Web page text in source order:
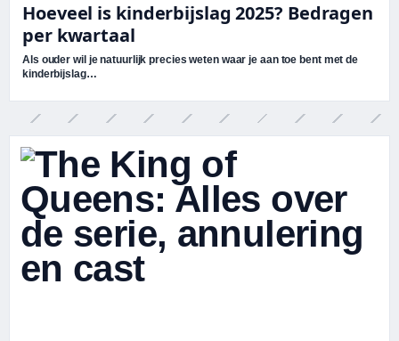
Hoeveel is kinderbijslag 2025? Bedragen
per kwartaal
Als ouder wil je natuurlijk precies weten waar je aan toe bent met de
kinderbijslag…